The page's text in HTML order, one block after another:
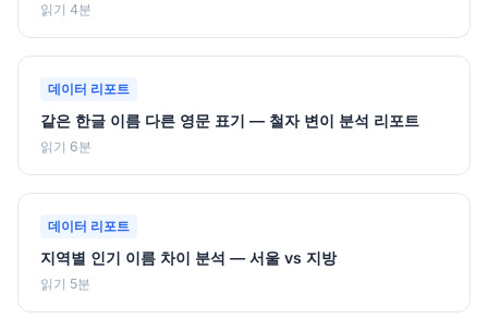
읽기 4분
데이터 리포트
같은 한글 이름 다른 영문 표기 — 철자 변이 분석 리포트
읽기 6분
데이터 리포트
지역별 인기 이름 차이 분석 — 서울 vs 지방
읽기 5분